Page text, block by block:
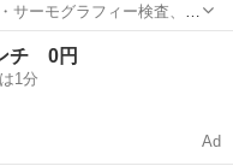
サーモグラフィー検査、ホ
チ 0円
1分
Ad